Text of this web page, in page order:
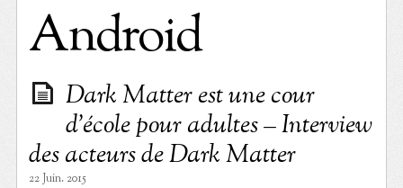
Android
Dark Matter est une cour
d’école pour adultes – Interview
des acteurs de Dark Matter
22 Juin. 2015